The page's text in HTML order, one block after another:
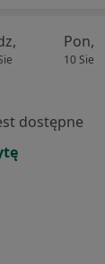
Pon,
10 Sie
dostępne